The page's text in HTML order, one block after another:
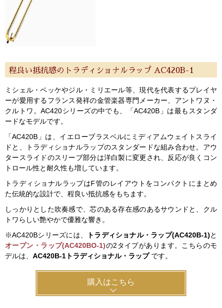
程良い抵抗感のトラディショナルラップ AC420B-1
ミシェル・ベッケやジル・ミリエール等、現代を代表するプレイヤ
ーが愛用するフランス発祥の金管楽器専門メーカー、アントワヌ・
クルトワ。AC420シリーズの中でも、「AC420B」は最もスタンダ
ードなモデルです。
「AC420B」は、イエローブラスベルにミディアムウェイトスライ
ドと、トラディショナルラップのスタンダードな組み合わせ。アウ
タースライドのスリーブ部分は洋白製に変更され、反応が良くコン
トロール性と耐久性も増しています。
トラディショナルラップはF管のレイアウトをコンパクトにまとめ
た伝統的な設計で、程良い抵抗感をもちます。
しっかりとした吹奏感で、芯のある存在感のあるサウンドと、クル
トワらしい艶やかで優雅な響き。
※AC420Bシリーズには、
トラディショナル・ラップ(AC420B-1)と
オープン・ラップ(AC420BO-1)の2タイプがあります。こちらのモ
デルは、 AC420B-1トラディショナル・ラップです。
購入はこちら